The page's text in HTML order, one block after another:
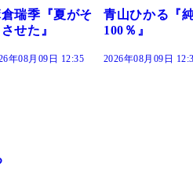
山ひかる『純度
％』
年08月09日 12:30